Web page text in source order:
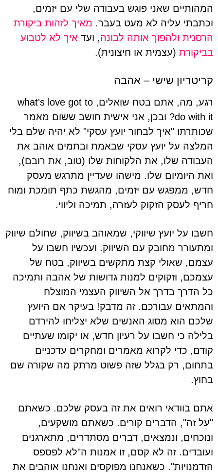
המהותיים שאני פוגש בעבודה שלי עם יזמים,
וכתבתי עליה לא מעט בעבר. מאיך לזהות ביקורת
הרסנית ולהפוך אותה לבונה, ועד איך לא לטבוע
בביקורת(עצמית או חיצונית).
קריטריון שישי – אהבה
רגע, מה, אתם בטח שואלים, what's love got to
do with it? ובכן, אני אישית חושב ששום מאמר
שכותרתו "איך לבחור יועץ עסקי" לא יהיה שלם בלי
המלצה על יועץ עסקי שבאמת ובתמים אוהב את
העבודה שלו, את הלקוחות שלו (טוב, את רובם),
ואת היומיום שלו. מישהו שעדיין מתרגש מעסק
חדש, ממפגש עם יזמים, מהגשת כתף תומכת ומוח
חריף לעסק הזקוק לעזרה, תמיכה וליווי.
חשבו על יועץ שיווקי, שמאוהב בשיווק, שחולם שיווק
ומתעורר מחובק עם השיווק. ועכשיו חשבו על
עצמם, שאולי קצת מתקשים בשיווק, בטח של
עצמכם, וזקוקים למנות גדושות של אהבה ותמיכה
כל הדרך בדרך אל השיווק העצמי המוצלח
והמתאים עבורכם. זה מדבק! בעיקר אם היועץ
שלכם הוא מסוג האנשים שלא יצליחו להירדם
בלילה כי חשבו על רעיון חדש, או יקומו שעתיים
קודם, כדי לקרוא מאמרים ומחקרים עדכניים
בתחום, רק בגלל שזה פשוט מרתק מה שקורה שם
בחוץ.
אתם בוודאי רואים את זה בעסק שלכם. כשאתם
"על זה", הדברים קורים. כשאתם מושקעים,
ונוכחים, ונמצאים, דברים מסתדרים, מתארגנים
ועובדים. זה לא קסם, זו אמנות ה"לא לפספס
הזדמנויות". כשאנחנו מפוקסים ואנחנו אוהבים את